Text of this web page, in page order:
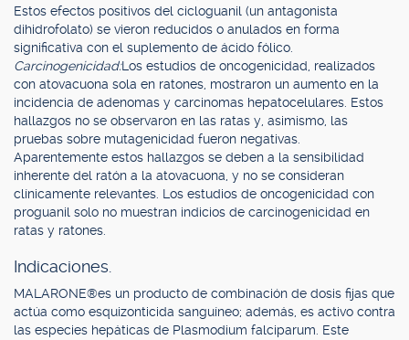
Estos efectos positivos del cicloguanil (un antagonista
dihidrofolato) se vieron reducidos o anulados en forma
significativa con el suplemento de ácido fólico.
Carcinogenicidad:Los estudios de oncogenicidad, realizados
con atovacuona sola en ratones, mostraron un aumento en la
incidencia de adenomas y carcinomas hepatocelulares. Estos
hallazgos no se observaron en las ratas y, asimismo, las
pruebas sobre mutagenicidad fueron negativas.
Aparentemente estos hallazgos se deben a la sensibilidad
inherente del ratón a la atovacuona, y no se consideran
clínicamente relevantes. Los estudios de oncogenicidad con
proguanil solo no muestran indicios de carcinogenicidad en
ratas y ratones.
Indicaciones.
MALARONE®es un producto de combinación de dosis fijas que
actúa como esquizonticida sanguíneo; además, es activo contra
las especies hepáticas de Plasmodium falciparum. Este